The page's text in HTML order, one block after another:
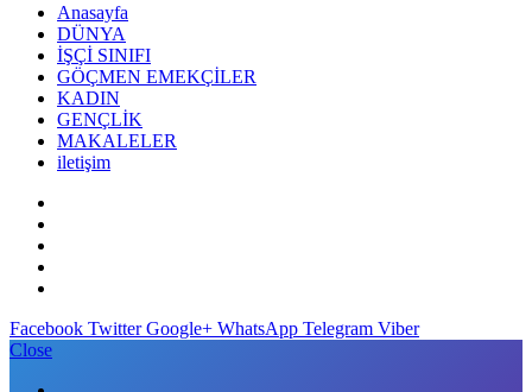
Anasayfa
DÜNYA
İŞÇİ SINIFI
GÖÇMEN EMEKÇİLER
KADIN
GENÇLİK
MAKALELER
iletişim
Facebook Twitter Google+ WhatsApp Telegram Viber
Close